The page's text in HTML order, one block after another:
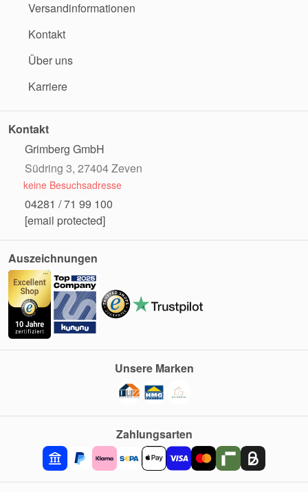
Versandinformationen
Kontakt
Über uns
Karriere
Kontakt
Grimberg GmbH
Südring 3, 27404 Zeven
keine Besuchsadresse
04281 / 71 99 100
[email protected]
Auszeichnungen
Zahlungsarten
Unsere Marken